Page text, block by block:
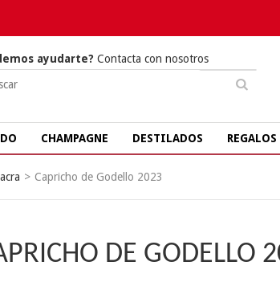
ayudarte? Contacta con nosotros
CHAMPAGNE DESTILADOS REGALOS
> Capricho de Godello 2023
DE GODELLO